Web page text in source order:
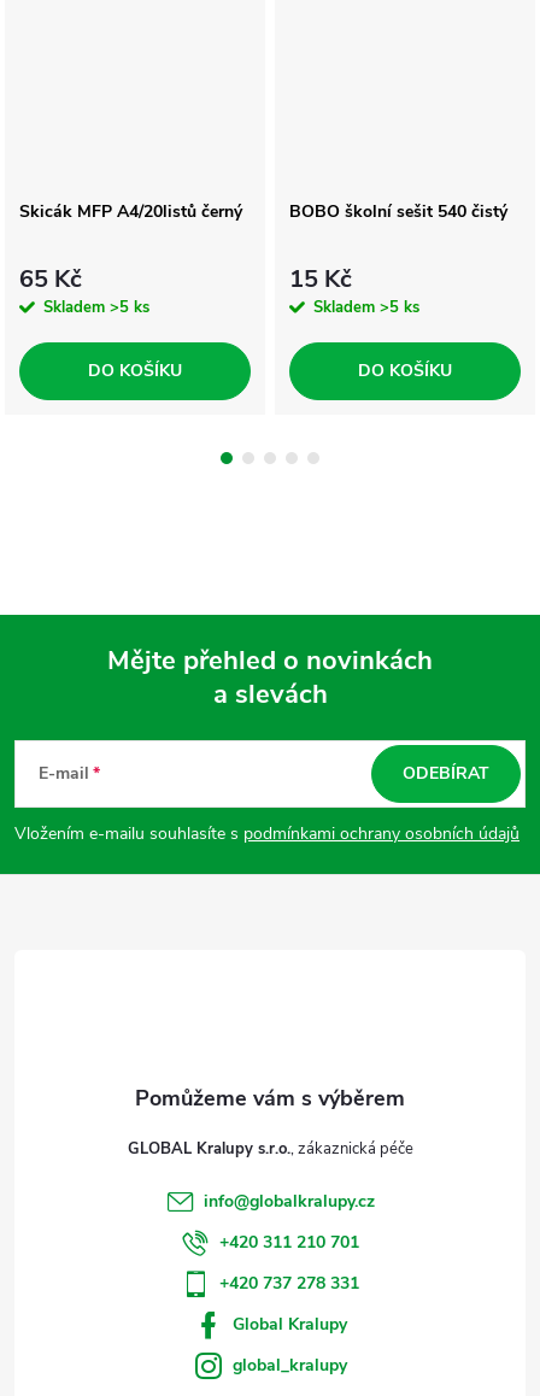
Skicák MFP A4/20listů černý
65 Kč
Skladem >5 ks
DO KOŠÍKU
BOBO školní sešit 540 čistý
15 Kč
Skladem >5 ks
DO KOŠÍKU
p
a
Mějte přehled o novinkách
a slevách
E-mail
Vložením e-mailu souhlasíte s podmínkami ochrany osobních údajů
ODEBÍRAT
GLOBAL Kralupy s.r.o.
info@globalkralupy.cz
+420 311 210 701
+420 737 278 331
Global Kralupy
global_kralupy